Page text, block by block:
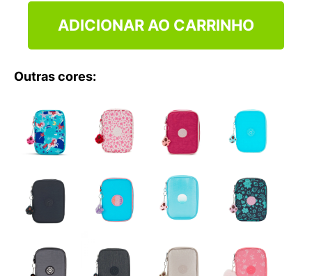
ADICIONAR AO CARRINHO
Outras cores: